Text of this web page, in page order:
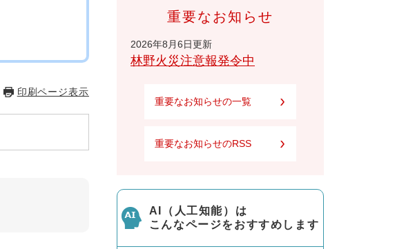
印刷ページ表示
重要なお知らせ
2026年8月6日更新
林野火災注意報発令中
重要なお知らせの一覧
重要なお知らせのRSS
AI（人工知能）は
こんなページをおすすめします